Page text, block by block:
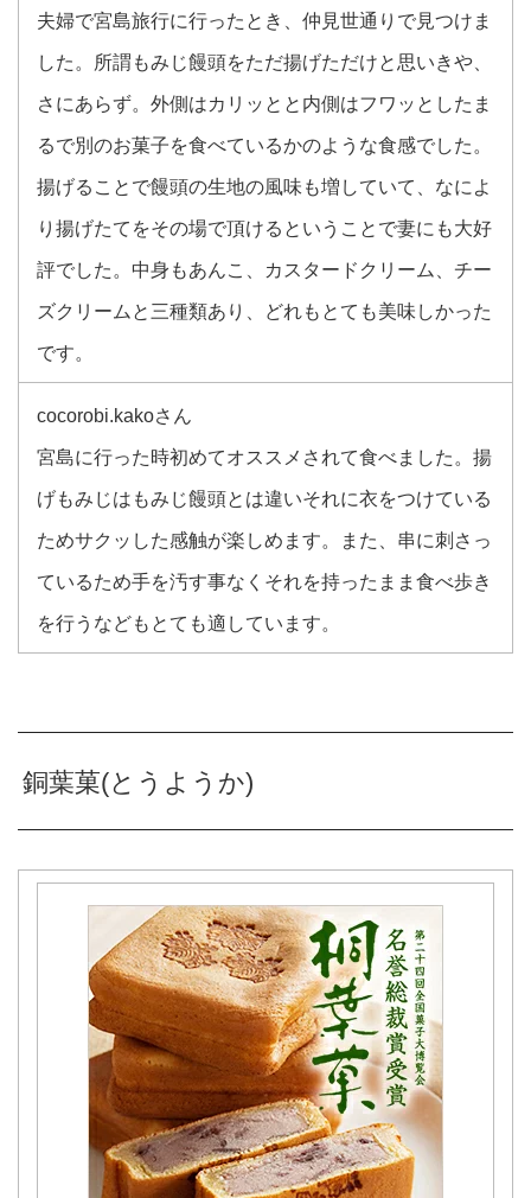
夫婦で宮島旅行に行ったとき、仲見世通りで見つけま
した。所謂もみじ饅頭をただ揚げただけと思いきや、
さにあらず。外側はカリッとと内側はフワッとしたま
るで別のお菓子を食べているかのような食感でした。
揚げることで饅頭の生地の風味も増していて、なによ
り揚げたてをその場で頂けるということで妻にも大好
評でした。中身もあんこ、カスタードクリーム、チー
ズクリームと三種類あり、どれもとても美味しかった
です。
cocorobi.kakoさん
宮島に行った時初めてオススメされて食べました。揚
げもみじはもみじ饅頭とは違いそれに衣をつけている
ためサクッした感触が楽しめます。また、串に刺さっ
ているため手を汚す事なくそれを持ったまま食べ歩き
を行うなどもとても適しています。
銅葉菓(とうようか)